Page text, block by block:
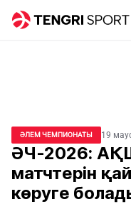
ӘЛЕМ ЧЕМПИОНАТЫ 19
ӘЧ-2026:
матчтерін
көруге